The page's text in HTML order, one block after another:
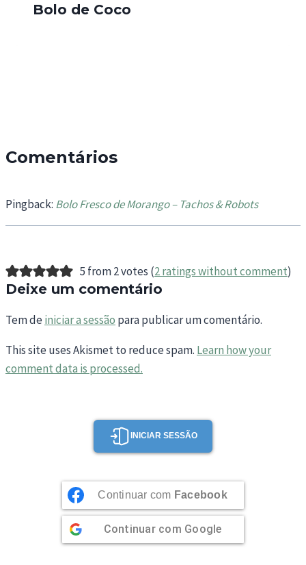
Bolo de Coco
Comentários
Pingback: Bolo Fresco de Morango – Tachos & Robots
5 from 2 votes (2 ratings without comment)
Deixe um comentário
Tem deiniciar a sessão para publicar um comentário.
This site uses Akismet to reduce spam. Learn how your
comment data is processed.
INICIAR SESSÃO
Continuar com Facebook
Continuar com Google